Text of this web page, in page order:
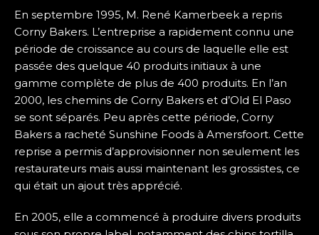
En septembre 1995, M. René Kamerbeek a repris
Corny Bakers. L’entreprise a rapidement connu une
période de croissance au cours de laquelle elle est
passée des quelque 40 produits initiaux à une
gamme complète de plus de 400 produits. En l’an
2000, les chemins de Corny Bakers et d’Old El Paso
se sont séparés. Peu après cette période, Corny
Bakers a racheté Sunshine Foods à Amersfoort. Cette
reprise a permis d’approvisionner non seulement les
restaurateurs mais aussi maintenant les grossistes, ce
qui était un ajout très apprécié.
En 2005, elle a commencé à produire divers produits